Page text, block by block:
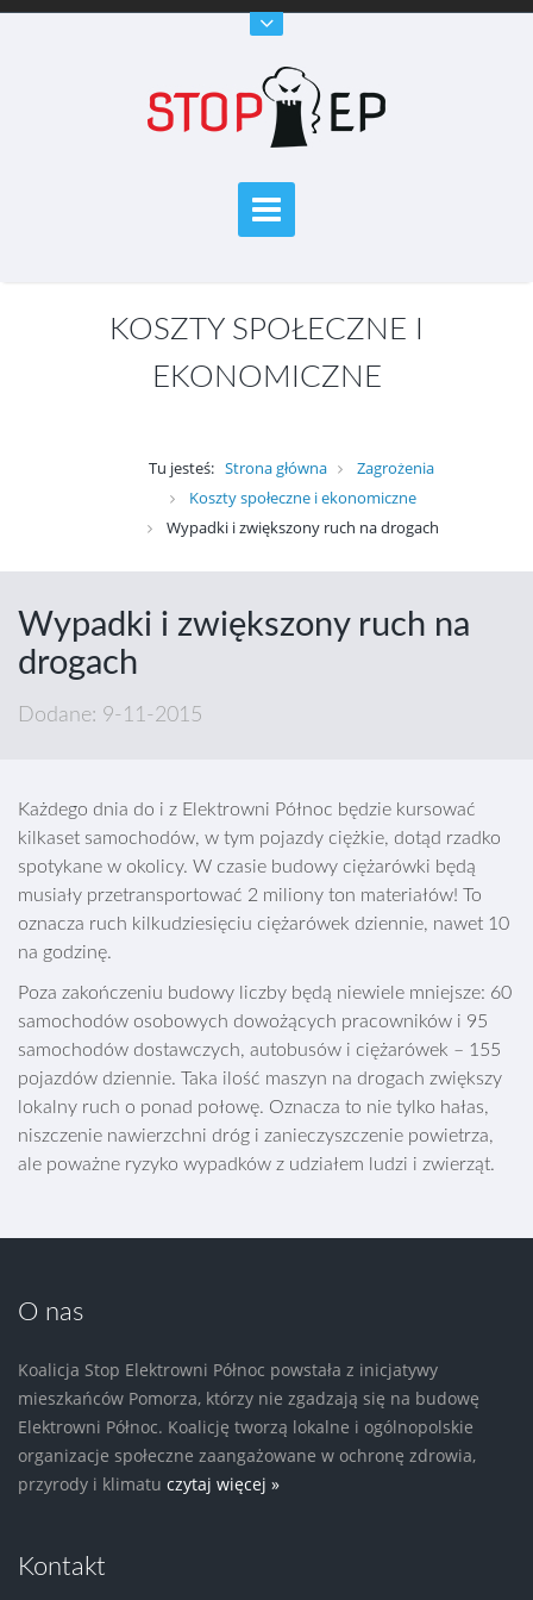
KOSZTY SPOŁECZNE I
EKONOMICZNE
Tu jesteś: Strona główna
Zagrożenia
Koszty społeczne i ekonomiczne
Wypadki i zwiększony ruch na drogach
Wypadki i zwiększony ruch na
drogach
Dodane: 9-11-2015
Każdego dnia do i z Elektrowni Północ będzie kursować
kilkaset samochodów, w tym pojazdy ciężkie, dotąd rzadko
spotykane w okolicy. W czasie budowy ciężarówki będą
musiały przetransportować 2 miliony ton materiałów! To
oznacza ruch kilkudziesięciu ciężarówek dziennie, nawet 10
na godzinę.
Poza zakończeniu budowy liczby będą niewiele mniejsze: 60
samochodów osobowych dowożących pracowników i 95
samochodów dostawczych, autobusów i ciężarówek – 155
pojazdów dziennie. Taka ilość maszyn na drogach zwiększy
lokalny ruch o ponad połowę. Oznacza to nie tylko hałas,
niszczenie nawierzchni dróg i zanieczyszczenie powietrza,
ale poważne ryzyko wypadków z udziałem ludzi i zwierząt.
O nas
Koalicja Stop Elektrowni Północ powstała z inicjatywy
mieszkańców Pomorza, którzy nie zgadzają się na budowę
Elektrowni Północ. Koalicję tworzą lokalne i ogólnopolskie
organizacje społeczne zaangażowane w ochronę zdrowia,
przyrody i klimatu czytaj więcej »
Kontakt